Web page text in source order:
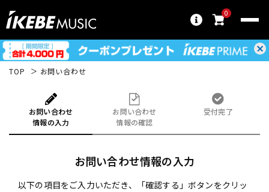
0
TOP お問い合わせ
お問い合わせ
情報の入力
お問い合わせ
情報の確認
受付完了
お問い合わせ情報の入力
以下の項目をご入力いただき、「確認する」ボタンをクリッ